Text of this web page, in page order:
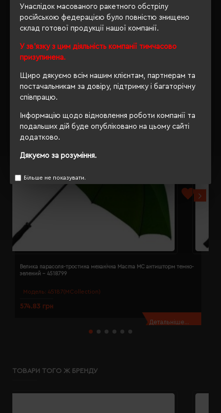
Унаслідок масованого ракетного обстрілу
російською федерацією було повністю знищено
склад готової продукції нашої компанії.
У зв'язку з цим діяльність компанії тимчасово
призупинена.
Щиро дякуємо всім нашим клієнтам, партнерам та
постачальникам за довіру, підтримку і багаторічну
співпрацю.
Інформацію щодо відновлення роботи компанії та
подальших дій буде опубліковано на цьому сайті
додатково.
Дякуємо за розуміння.
Більше не показувати.
Модель: 45187(MCollection)
Велика парасоля-тростина механічна Macma MC антишторм темно-
зелений - 4518799
574.83 грн
Детальніше...
ТОВАРИ ТОГО Ж БРЕНДУ